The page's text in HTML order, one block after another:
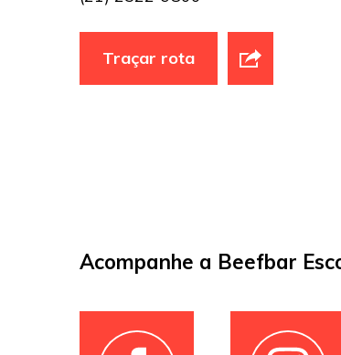
Traçar rota
Acompanhe a Beefbar